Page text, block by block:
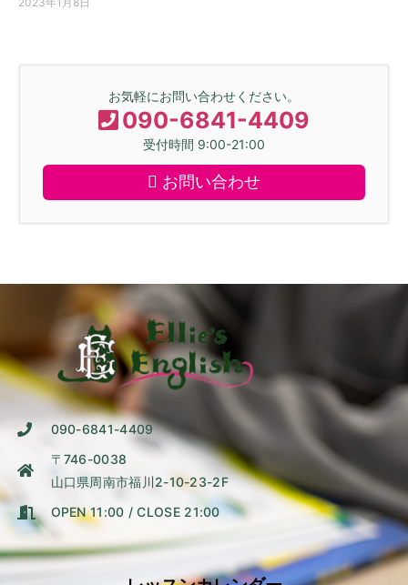
お気軽にお問い合わせください。
090-6841-4409
受付時間 9:00-21:00
お問い合わせ
090-6841-4409
〒746-0038
山口県周南市福川2-10-23-2F
OPEN 11:00 / CLOSE 21:00